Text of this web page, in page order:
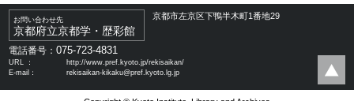
お問い合わせ先
京都府立京都学・歴彩館
京都市左京区下鴨半木町1番地29
電話番号：075-723-4831
URL ：
http://www.pref.kyoto.jp/rekisaikan/
E-mail：
rekisaikan-kikaku@pref.kyoto.lg.jp